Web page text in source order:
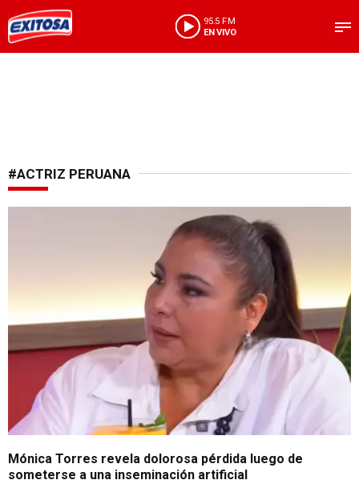
95.5 FM
EN VIVO
#ACTRIZ PERUANA
Mónica Torres revela dolorosa pérdida luego de
someterse a una inseminación artificial